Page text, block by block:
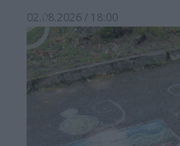
02.08.2026 / 18:00